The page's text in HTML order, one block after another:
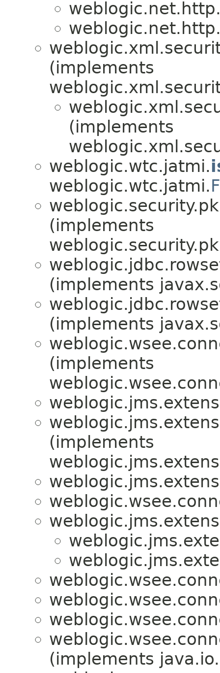
(implements
(implements
weblogic.wtc.jatmi.
weblogic.wtc.jatmi.
(implements
(implements
(implements
(implements
(implements
(implements